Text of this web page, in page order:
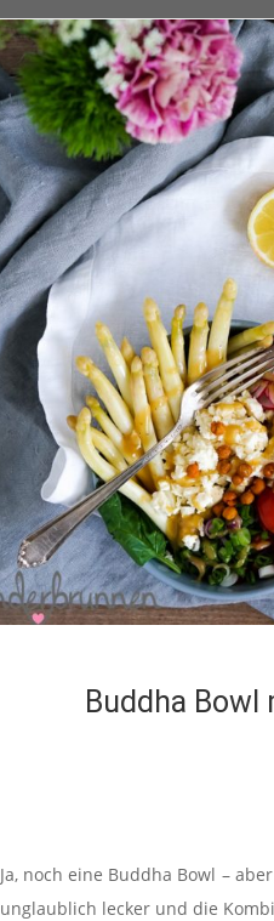
Buddha
Ja, noch eine Buddha Bowl –
unglaublich lecker und die